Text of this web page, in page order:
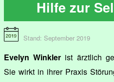
Hilfe zur
Stand: September 2019
Evelyn Winkler ist ärztlich
Sie wirkt in ihrer Praxis